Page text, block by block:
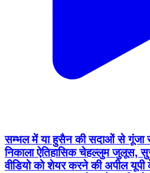
सम्भल में या हुसैन की सदाओं से गूंजा
निकाला ऐतिहासिक चेहल्लुम जुलूस,
वीडियो को शेयर करने की अपील